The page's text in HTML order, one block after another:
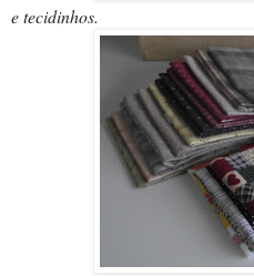
e tecidinhos.